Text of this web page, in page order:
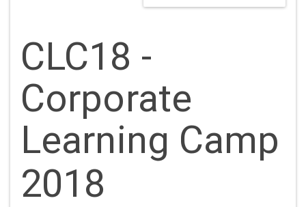
CLC18 -
Corporate
Learning Camp
2018